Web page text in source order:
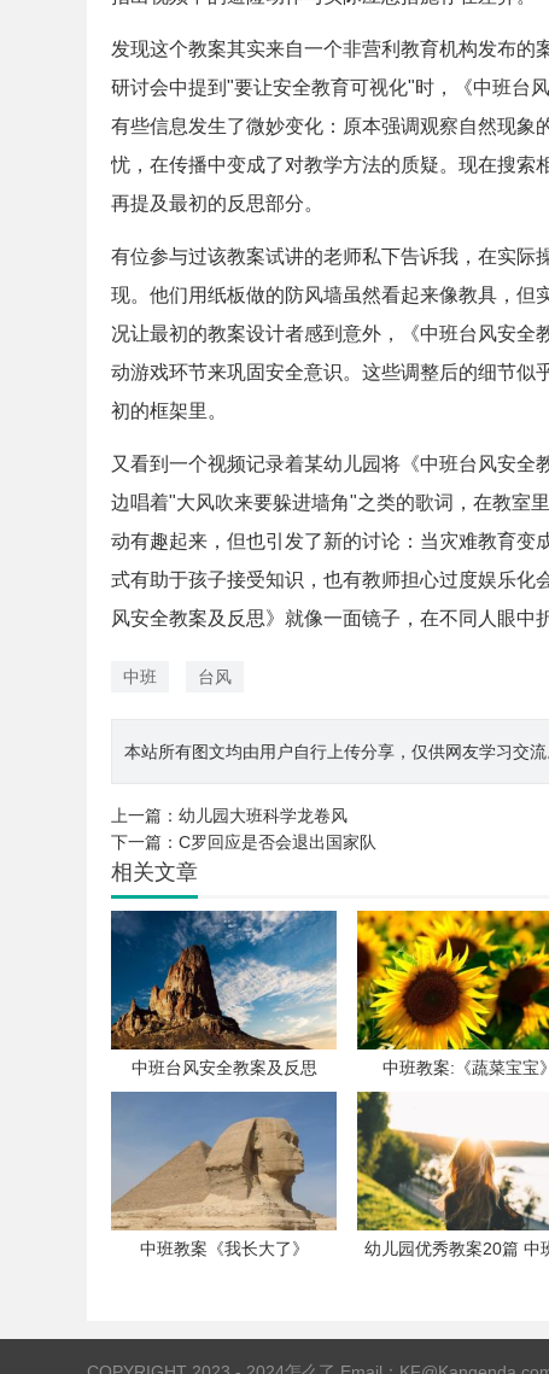
发现这个教案其实来自一个非营利教育机构发布的
研讨会中提到"要让安全教育可视化"时，《中班台
有些信息发生了微妙变化：原本强调观察自然现象
忧，在传播中变成了对教学方法的质疑。现在搜索
再提及最初的反思部分。
有位参与过该教案试讲的老师私下告诉我，在实际
现。他们用纸板做的防风墙虽然看起来像教具，
况让最初的教案设计者感到意外，《中班台风安
动游戏环节来巩固安全意识。这些调整后的细节似
初的框架里。
又看到一个视频记录着某幼儿园将《中班台风安
边唱着"大风吹来要躲进墙角"之类的歌词，在教室
动有趣起来，但也引发了新的讨论：当灾难教育
式有助于孩子接受知识，也有教师担心过度娱乐化
风安全教案及反思》就像一面镜子，在不同人眼中
中班 台风
本站所有图文均由用户自行上传分享，仅供网友学习交
上一篇： 幼儿园大班科学龙卷风
下一篇： C罗回应是否会退出国家队
相关文章
中班台风安全教案及反思 中班教案:《蔬菜宝宝》
中班教案《我长大了》
幼儿园优秀教案20篇 中